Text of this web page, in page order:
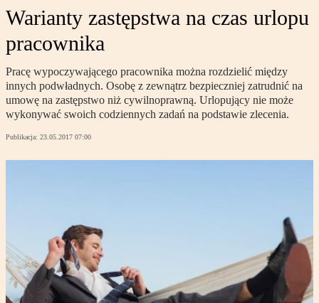
Warianty zastępstwa na czas urlopu
pracownika
Pracę wypoczywającego pracownika można rozdzielić między
innych podwładnych. Osobę z zewnątrz bezpieczniej zatrudnić na
umowę na zastępstwo niż cywilnoprawną. Urlopujący nie może
wykonywać swoich codziennych zadań na podstawie zlecenia.
Publikacja: 23.05.2017 07:00